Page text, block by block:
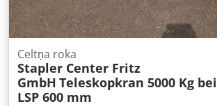
Celtņa roka
Stapler Center Fritz
GmbH Teleskopkran 5000 Kg bei
LSP 600 mm